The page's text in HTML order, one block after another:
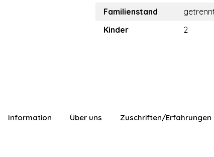
Familienstand
Kinder
2
Information Über uns Zuschriften/Erfahrungen